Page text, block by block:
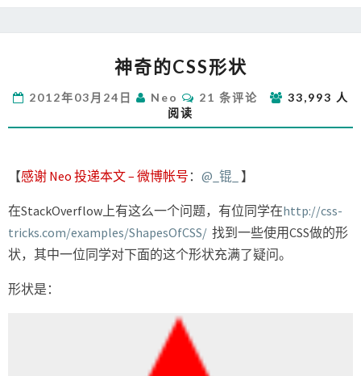
奇
CSS
形
神奇的CSS形状
2012年03月24日 Neo
评
论
21 条评论
33,993 人
阅读
【感谢 Neo 投递本文 – 微博帐号 ： @_锟_ 】
在StackOverflow上有这么一个问题，有位同学在http://css-
tricks.com/examples/ShapesOfCSS/ 找到一些使用CSS做的形
状，其中一位同学对下面的这个形状充满了疑问。
形状是：